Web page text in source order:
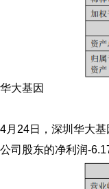
华大基因
4月24日，深圳华大
公司股东的净利润-